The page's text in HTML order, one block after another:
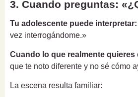
3. Cuando preguntas:
Tu adolescente puede interpretar:
vez interrogándome.»
Cuando lo que realmente quieres
que te noto diferente y no sé cómo
La escena resulta familiar: